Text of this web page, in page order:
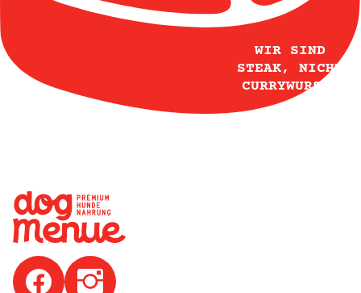
WIR SIND
STEAK, NICHT
CURRYWURST!